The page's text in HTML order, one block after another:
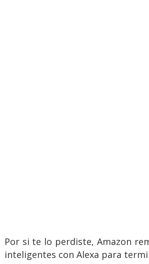
Por si te lo perdiste, Amazon
inteligentes con Alexa para